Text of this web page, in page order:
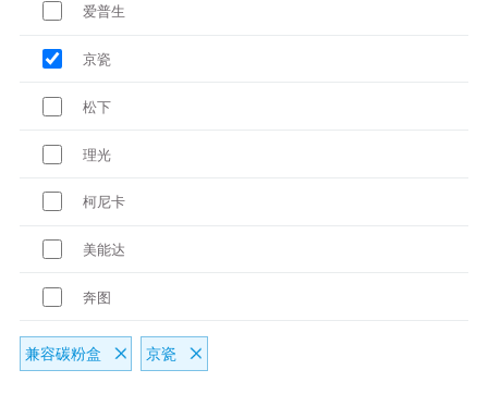
爱普生
京瓷
松下
理光
柯尼卡
美能达
奔图
兼容碳粉盒 京瓷